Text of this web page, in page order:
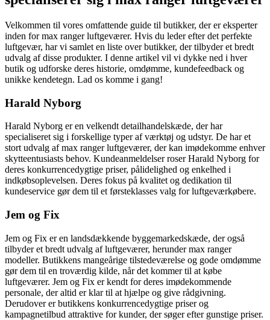
Velkommen til vores omfattende guide til butikker, der er eksperter
inden for max ranger luftgeværer. Hvis du leder efter det perfekte
luftgevær, har vi samlet en liste over butikker, der tilbyder et bredt
udvalg af disse produkter. I denne artikel vil vi dykke ned i hver
butik og udforske deres historie, omdømme, kundefeedback og
unikke kendetegn. Lad os komme i gang!
Harald Nyborg
Harald Nyborg er en velkendt detailhandelskæde, der har
specialiseret sig i forskellige typer af værktøj og udstyr. De har et
stort udvalg af max ranger luftgeværer, der kan imødekomme enhver
skytteentusiasts behov. Kundeanmeldelser roser Harald Nyborg for
deres konkurrencedygtige priser, pålidelighed og enkelhed i
indkøbsoplevelsen. Deres fokus på kvalitet og dedikation til
kundeservice gør dem til et førsteklasses valg for luftgeværkøbere.
Jem og Fix
Jem og Fix er en landsdækkende byggemarkedskæde, der også
tilbyder et bredt udvalg af luftgeværer, herunder max ranger
modeller. Butikkens mangeårige tilstedeværelse og gode omdømme
gør dem til en troværdig kilde, når det kommer til at købe
luftgeværer. Jem og Fix er kendt for deres imødekommende
personale, der altid er klar til at hjælpe og give rådgivning.
Derudover er butikkens konkurrencedygtige priser og
kampagnetilbud attraktive for kunder, der søger efter gunstige priser.